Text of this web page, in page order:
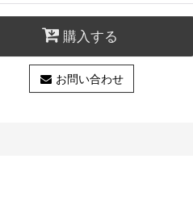
購入する
お問い合わせ